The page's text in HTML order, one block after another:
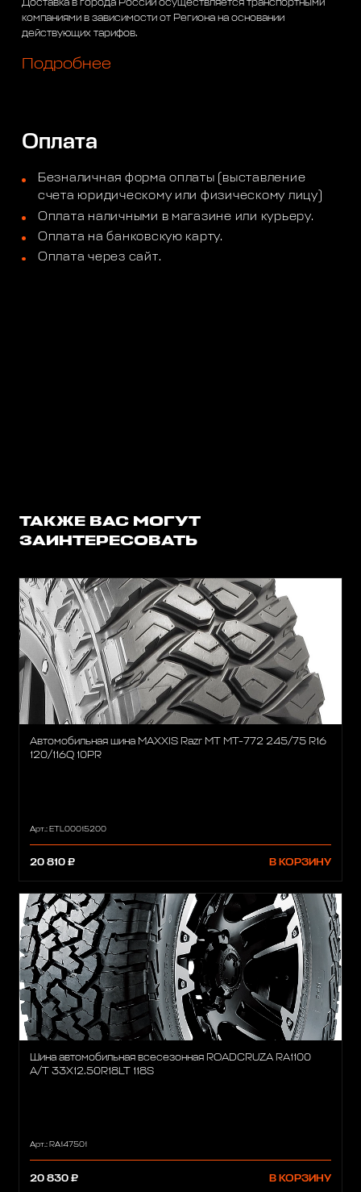
Доставка в города России осуществляется транспортными
компаниями в зависимости от Региона на основании
действующих тарифов.
Подробнее
Оплата
Безналичная форма оплаты (выставление
счета юридическому или физическому лицу)
Оплата наличными в магазине или курьеру.
Оплата на банковскую карту.
Оплата через сайт.
ТАКЖЕ ВАС МОГУТ
ЗАИНТЕРЕСОВАТЬ
Автомобильная шина MAXXIS Razr MT MT-772 245/75 R16
120/116Q 10PR
Арт.: ETL00015200
20 810 ₽ В КОРЗИНУ
Шина автомобильная всесезонная ROADCRUZA RA1100
A/T 33X12.50R18LT 118S
Арт.: RA147501
20 830 ₽ В КОРЗИНУ